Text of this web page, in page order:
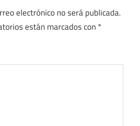
electrónico no será publicada.
están marcados con *